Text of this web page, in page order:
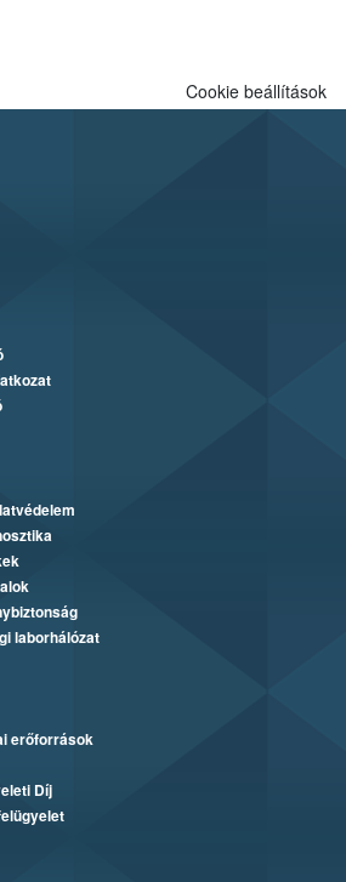
Cookie beállítások
laborhálózat
erőforrások
Díj